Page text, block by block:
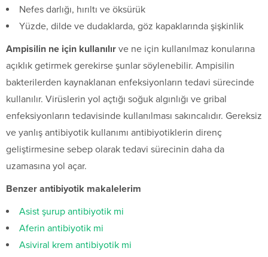
Nefes darlığı, hırıltı ve öksürük
Yüzde, dilde ve dudaklarda, göz kapaklarında şişkinlik
Ampisilin ne için kullanılır ve ne için kullanılmaz konularına
açıklık getirmek gerekirse şunlar söylenebilir. Ampisilin
bakterilerden kaynaklanan enfeksiyonların tedavi sürecinde
kullanılır. Virüslerin yol açtığı soğuk algınlığı ve gribal
enfeksiyonların tedavisinde kullanılması sakıncalıdır. Gereksiz
ve yanlış antibiyotik kullanımı antibiyotiklerin direnç
geliştirmesine sebep olarak tedavi sürecinin daha da
uzamasına yol açar.
Benzer antibiyotik makalelerim
Asist şurup antibiyotik mi
Aferin antibiyotik mi
Asiviral krem antibiyotik mi